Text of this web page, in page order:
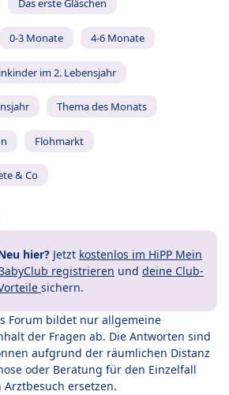
Das erste Gläschen
0-3 Monate 4-6 Monate
im 2. Lebensjahr
Thema des Monats
Flohmarkt
& Co
hier? Jetzt kostenlos im HiPP Mein
registrieren und deine Club-
sichern.
Forum bildet nur allgemeine
der Fragen ab. Die Antworten sind
aufgrund der räumlichen Distanz
oder Beratung für den Einzelfall
ersetzen.